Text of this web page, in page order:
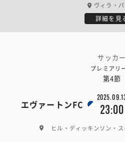
ヴィラ・
詳細を見
サッカー
プレミアリ
第4節
エヴァートンFC 23:00
ヒル・ディッキンソン・ス